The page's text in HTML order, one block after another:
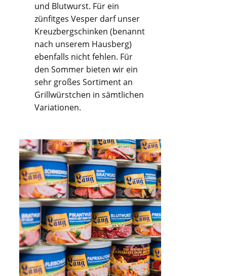
und Blutwurst. Für ein
zünfitges Vesper darf unser
Kreuzbergschinken (benannt
nach unserem Hausberg)
ebenfalls nicht fehlen. Für
den Sommer bieten wir ein
sehr großes Sortiment an
Grillwürstchen in sämtlichen
Variationen.